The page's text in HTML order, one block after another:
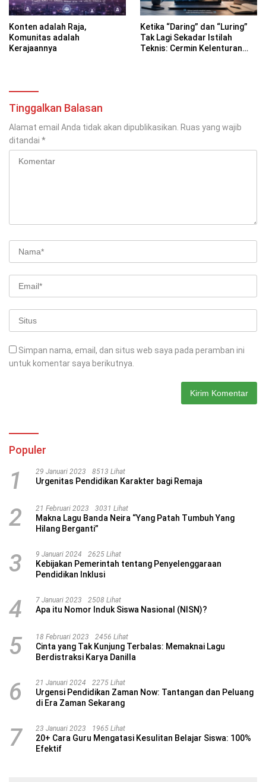
Konten adalah Raja,
Komunitas adalah
Kerajaannya
Ketika “Daring” dan “Luring”
Tak Lagi Sekadar Istilah
Teknis: Cermin Kelenturan
Tinggalkan Balasan
Alamat email Anda tidak akan dipublikasikan. Ruas yang wajib
ditandai *
Simpan nama, email, dan situs web saya pada peramban ini
untuk komentar saya berikutnya.
Populer
1 29 Januari 2023 8513 Lihat
Urgenitas Pendidikan Karakter bagi Remaja
2 21 Februari 2023 3031 Lihat
Makna Lagu Banda Neira “Yang Patah Tumbuh Yang
Hilang Berganti”
3 9 Januari 2024 2625 Lihat
Kebijakan Pemerintah tentang Penyelenggaraan
Pendidikan Inklusi
4 7 Januari 2023 2508 Lihat
Apa itu Nomor Induk Siswa Nasional (NISN)?
5 18 Februari 2023 2456 Lihat
Cinta yang Tak Kunjung Terbalas: Memaknai Lagu
Berdistraksi Karya Danilla
6 21 Januari 2024 2275 Lihat
Urgensi Pendidikan Zaman Now: Tantangan dan Peluang
di Era Zaman Sekarang
7 23 Januari 2023 1965 Lihat
20+ Cara Guru Mengatasi Kesulitan Belajar Siswa: 100%
Efektif